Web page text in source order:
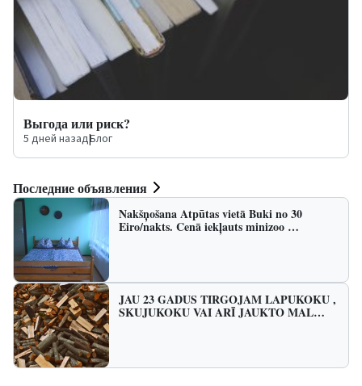
Выгода или риск?
5 дней назад|Блог
Последние объявления
Nakšņošana Atpūtas vietā Buki no 30
Eiro/nakts. Cenā iekļauts minizoo …
JAU 23 GADUS TIRGOJAM LAPUKOKU ,
SKUJUKOKU VAI ARĪ JAUKTO MAL…